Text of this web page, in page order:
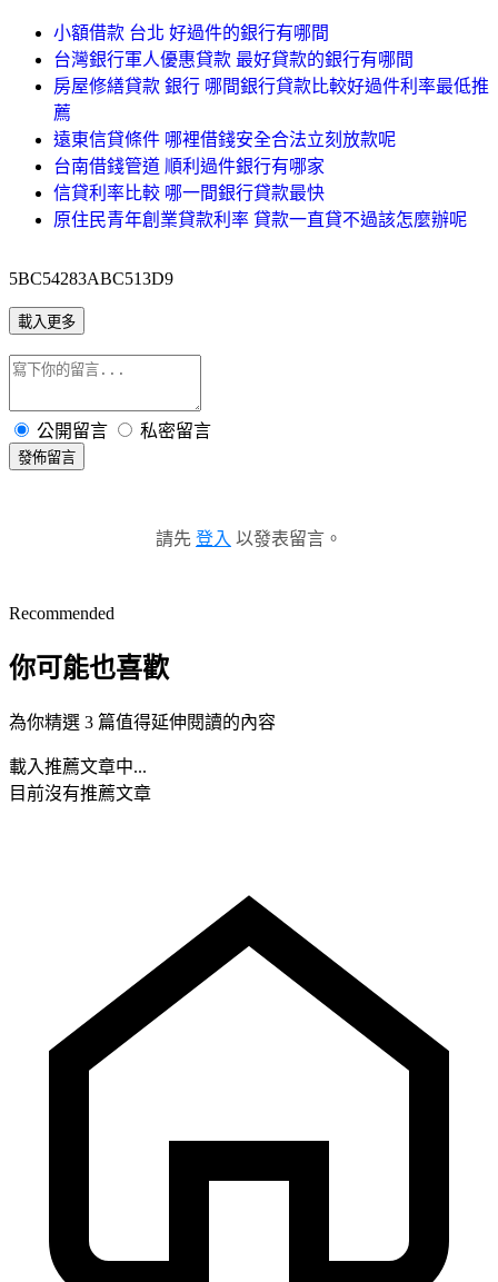
小額借款 台北 好過件的銀行有哪間
台灣銀行軍人優惠貸款 最好貸款的銀行有哪間
房屋修繕貸款 銀行 哪間銀行貸款比較好過件利率最低推
薦
遠東信貸條件 哪裡借錢安全合法立刻放款呢
台南借錢管道 順利過件銀行有哪家
信貸利率比較 哪一間銀行貸款最快
原住民青年創業貸款利率 貸款一直貸不過該怎麼辦呢
5BC54283ABC513D9
載入更多
公開留言 私密留言
發佈留言
請先 登入 以發表留言。
Recommended
你可能也喜歡
為你精選 3 篇值得延伸閱讀的內容
載入推薦文章中...
目前沒有推薦文章